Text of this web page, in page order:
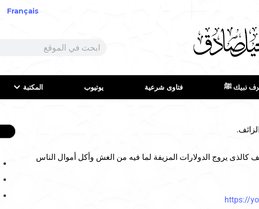
Français
نبيك ﷺ فتاوى شرعية يوتيوب المكتبة
يروج الدولارات المزيفة لما فيه من الغش وأكل أموال الناس
https://